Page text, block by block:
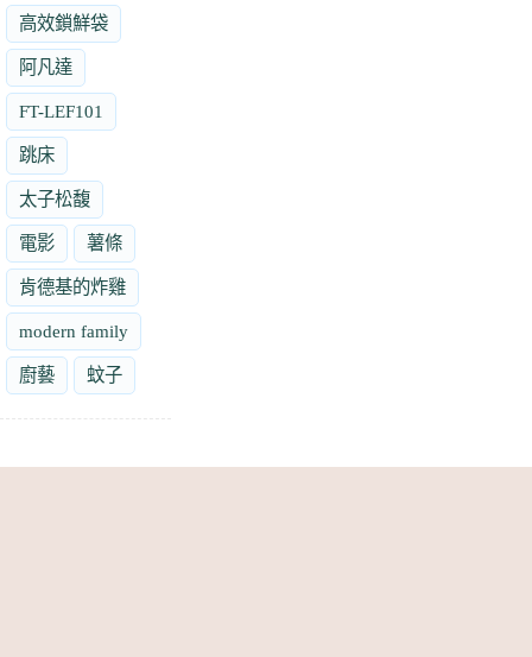
高效鎖鮮袋
阿凡達
FT-LEF101
跳床
太子松馥
電影 薯條
肯德基的炸雞
modern family
廚藝 蚊子